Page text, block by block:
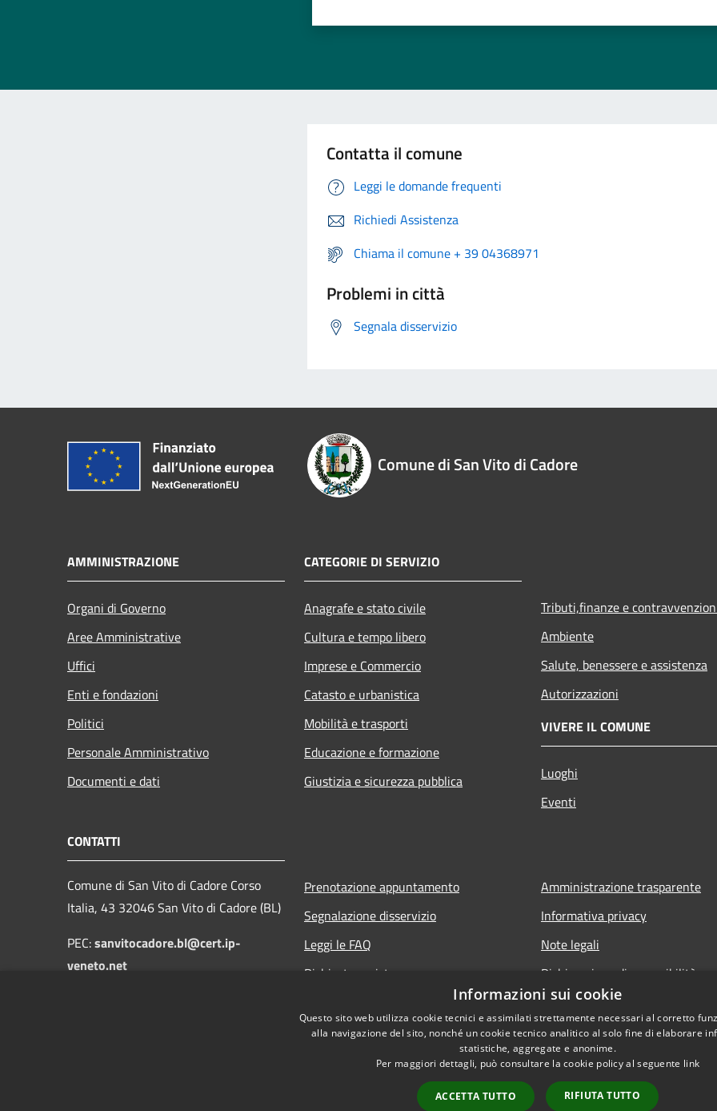
Contatta il comune
Leggi le domande frequenti
Richiedi Assistenza
Chiama il comune + 39 04368971
Problemi in città
Segnala disservizio
Comune di San Vito di Cadore
AMMINISTRAZIONE
Organi di Governo
Aree Amministrative
Uffici
Enti e fondazioni
Politici
Personale Amministrativo
Documenti e dati
CATEGORIE DI SERVIZIO
Anagrafe e stato civile
Cultura e tempo libero
Imprese e Commercio
Catasto e urbanistica
Mobilità e trasporti
Educazione e formazione
Giustizia e sicurezza pubblica
Tributi,finanze e
Ambiente
Salute, benessere e assistenza
Autorizzazioni
VIVERE IL COMUNE
Luoghi
Eventi
CONTATTI
Comune di San Vito di Cadore Corso
Italia, 43 32046 San Vito di Cadore (BL)
PEC:sanvitocadore.bl@cert.ip-
veneto.net
Prenotazione appuntamento
Segnalazione disservizio
Leggi le FAQ
Richiesta assistenza
Amministrazione trasparente
Informativa privacy
Note legali
Dichiarazione di accessibilità
Informazioni sui cookie
Questo sito web utilizza cookie tecnici e assimilati strettamente necessari al corretto
alla navigazione del sito, nonché un cookie tecnico analitico al solo fine di elaborare
statistiche, aggregate e anonime.
Per maggiori dettagli, può consultare la cookie policy al seguente link
ACCETTA TUTTO RIFIUTA TUTTO